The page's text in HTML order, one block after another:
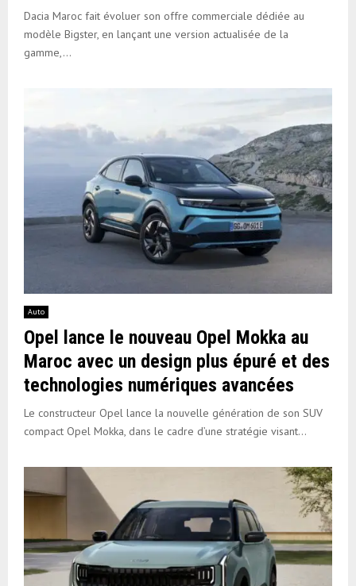
Dacia Maroc fait évoluer son offre commerciale dédiée au
modèle Bigster, en lançant une version actualisée de la
gamme,...
Auto
Opel lance le nouveau Opel Mokka au
Maroc avec un design plus épuré et des
technologies numériques avancées
Le constructeur Opel lance la nouvelle génération de son SUV
compact Opel Mokka, dans le cadre d’une stratégie visant...